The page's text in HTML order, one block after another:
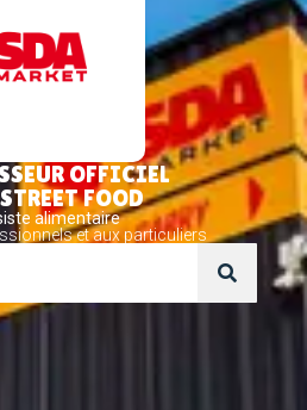
OFFICIEL
FOOD
alimentaire
et aux particuliers